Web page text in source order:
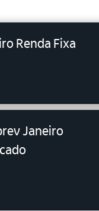
Renda Fixa
Janeiro